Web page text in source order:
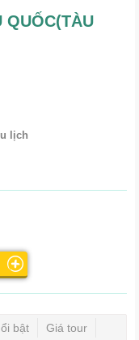
QUỐC(TÀU
lịch
bật
Giá tour